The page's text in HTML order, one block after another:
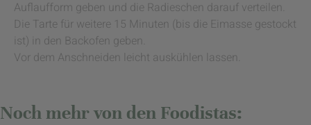
Auflaufform geben und die Radieschen darauf verteilen.
Die Tarte für weitere 15 Minuten (bis die Eimasse gestockt
ist) in den Backofen geben.
Vor dem Anschneiden leicht auskühlen lassen.
Noch mehr von den Foodistas: